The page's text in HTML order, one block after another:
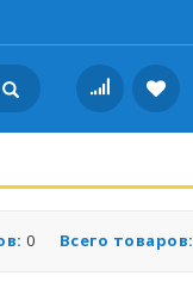
Всего товаров:
0